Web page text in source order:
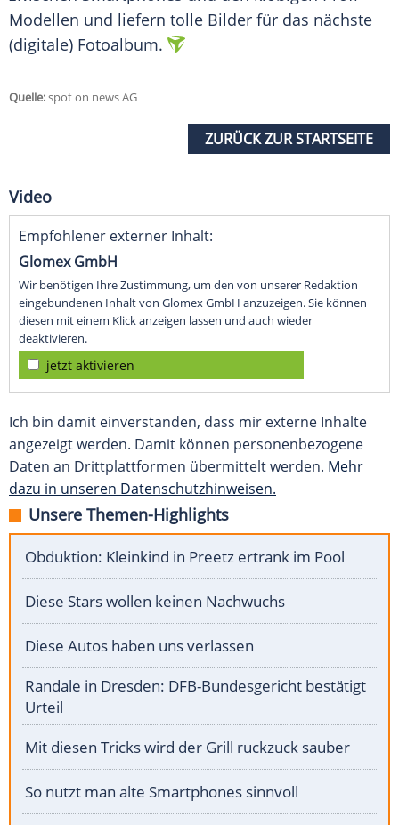
Modellen und liefern tolle Bilder für das nächste
(digitale) Fotoalbum.
Quelle:spot on news AG
ZURÜCK ZUR STARTSEITE
Video
Empfohlener externer Inhalt:
Glomex GmbH
Wir benötigen Ihre Zustimmung, um den von unserer Redaktion
eingebundenen Inhalt von Glomex GmbH anzuzeigen. Sie können
diesen mit einem Klick anzeigen lassen und auch wieder
deaktivieren.
jetzt aktivieren
Ich bin damit einverstanden, dass mir externe Inhalte
angezeigt werden. Damit können personenbezogene
Daten an Drittplattformen übermittelt werden. Mehr
dazu in unseren Datenschutzhinweisen.
Unsere Themen-Highlights
Obduktion: Kleinkind in Preetz ertrank im Pool
Diese Stars wollen keinen Nachwuchs
Diese Autos haben uns verlassen
Randale in Dresden: DFB-Bundesgericht bestätigt
Urteil
Mit diesen Tricks wird der Grill ruckzuck sauber
So nutzt man alte Smartphones sinnvoll